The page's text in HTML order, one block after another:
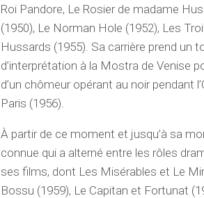
Roi Pandore, Le Rosier de madame
(1950), Le Norman Hole (1952), Les
Hussards (1955). Sa carrière prend un
d’interprétation à la Mostra de Venise
d’un chômeur opérant au noir pendant
Paris (1956).
À partir de ce moment et jusqu’à sa
connue qui a alterné entre les rôles
ses films, dont Les Misérables et Le
Bossu (1959), Le Capitan et Fortunat